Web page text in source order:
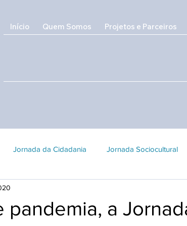
Início Quem Somos Projetos e Parceiros
Jornada da Cidadania Jornada Sociocultural
pandemia, a